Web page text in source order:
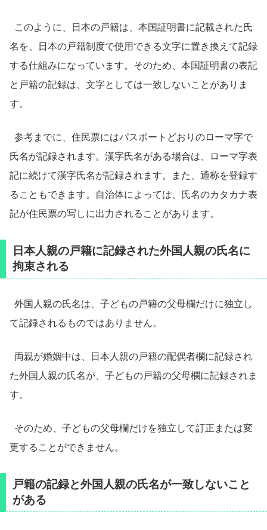
このように、日本の戸籍は、本国証明書に記載された氏
名を、日本の戸籍制度で使用できる文字に置き換えて記録
する仕組みになっています。そのため、本国証明書の表記
と戸籍の記録は、文字としては一致しないことがありま
す。
参考までに、住民票にはパスポートどおりのローマ字で
氏名が記録されます。漢字氏名がある場合は、ローマ字表
記に続けて漢字氏名が記録されます。また、通称を登録す
ることもできます。自治体によっては、氏名のカタカナ表
記が住民票の写しに出力されることがあります。
日本人親の戸籍に記録された外国人親の氏名に
拘束される
外国人親の氏名は、子どもの戸籍の父母欄だけに独立し
て記録されるものではありません。
両親が婚姻中は、日本人親の戸籍の配偶者欄に記録され
た外国人親の氏名が、子どもの戸籍の父母欄に記録されま
す。
そのため、子どもの父母欄だけを独立して訂正または変
更することができません。
戸籍の記録と外国人親の氏名が一致しないこと
がある